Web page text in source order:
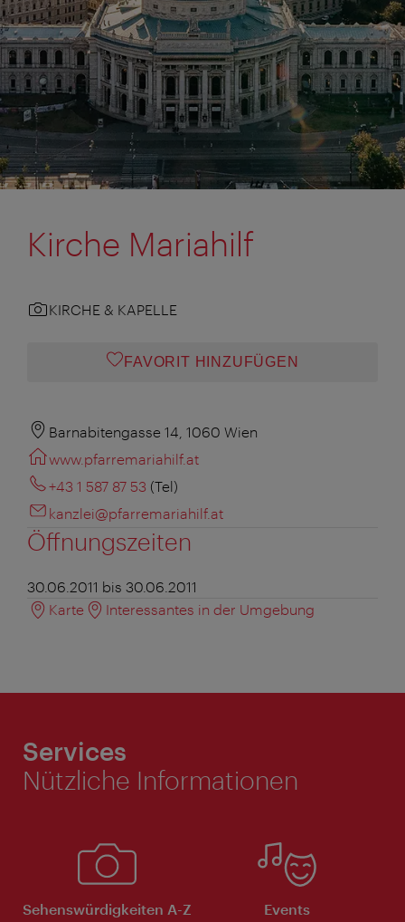
Kirche Mariahilf
KIRCHE & KAPELLE
FAVORIT HINZUFÜGEN
Barnabitengasse 14, 1060 Wien
www.pfarremariahilf.at
+43 1 587 87 53 (Tel)
kanzlei@pfarremariahilf.at
Öffnungszeiten
30.06.2011 bis 30.06.2011
Karte
Interessantes in der Umgebung
Services
Nützliche Informationen
Sehenswürdigkeiten A-Z Events